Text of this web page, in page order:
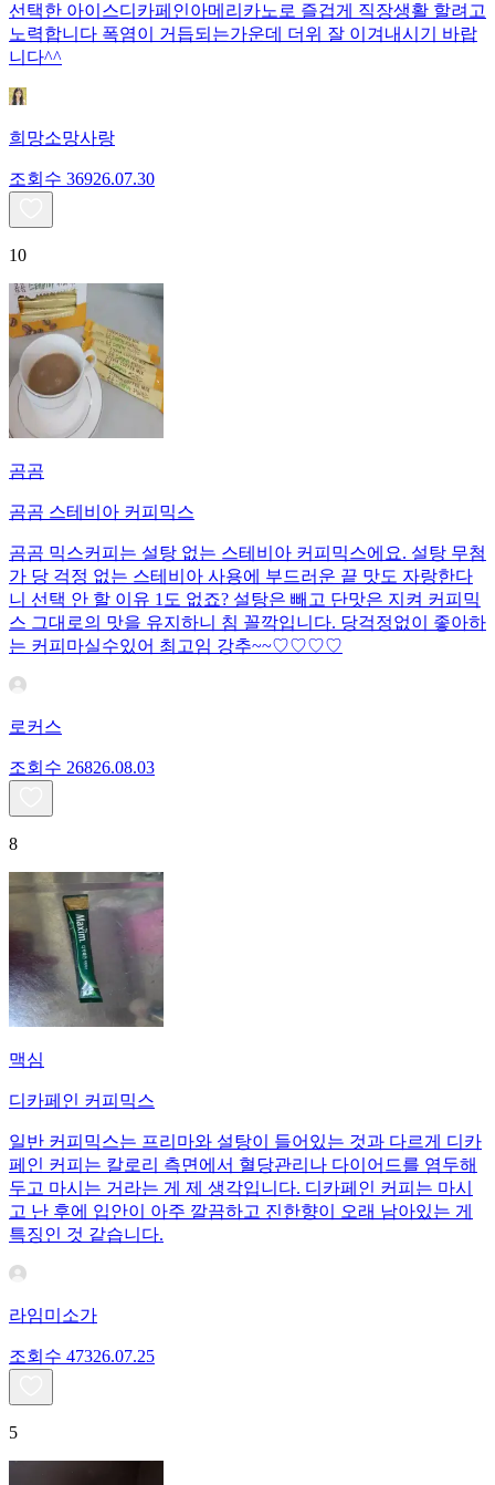
선택한 아이스디카페인아메리카노로 즐겁게 직장생활 할려고
노력합니다 폭염이 거듭되는가운데 더위 잘 이겨내시기 바랍
니다^^
희망소망사랑
조회수 36926.07.30
10
곰곰
곰곰 스테비아 커피믹스
곰곰 믹스커피는 설탕 없는 스테비아 커피믹스에요. 설탕 무첨
가 당 걱정 없는 스테비아 사용에 부드러운 끝 맛도 자랑한다
니 선택 안 할 이유 1도 없죠? 설탕은 빼고 단맛은 지켜 커피믹
스 그대로의 맛을 유지하니 침 꼴깍입니다. 당걱정없이 좋아하
는 커피마실수있어 최고임 강추~~♡♡♡♡
로커스
조회수 26826.08.03
8
맥심
디카페인 커피믹스
일반 커피믹스는 프리마와 설탕이 들어있는 것과 다르게 디카
페인 커피는 칼로리 측면에서 혈당관리나 다이어드를 염두해
두고 마시는 거라는 게 제 생각입니다. 디카페인 커피는 마시
고 난 후에 입안이 아주 깔끔하고 진한향이 오래 남아있는 게
특징인 것 같습니다.
라임미소가
조회수 47326.07.25
5